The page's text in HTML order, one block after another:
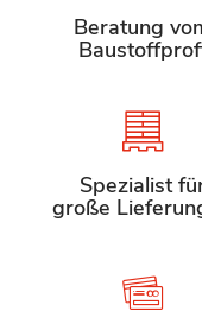
Beratung
Spezialist
große